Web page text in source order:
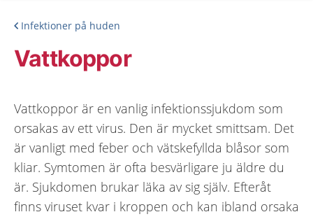
Infektioner på huden
Vattkoppor
Vattkoppor är en vanlig infektionssjukdom som
orsakas av ett virus. Den är mycket smittsam. Det
är vanligt med feber och vätskefyllda blåsor som
kliar. Symtomen är ofta besvärligare ju äldre du
är. Sjukdomen brukar läka av sig själv. Efteråt
finns viruset kvar i kroppen och kan ibland orsaka